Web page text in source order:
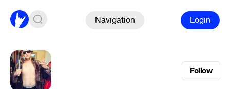
Navigation Login
Follow